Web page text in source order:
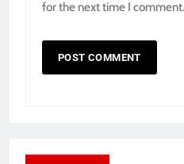
for the next time I comment.